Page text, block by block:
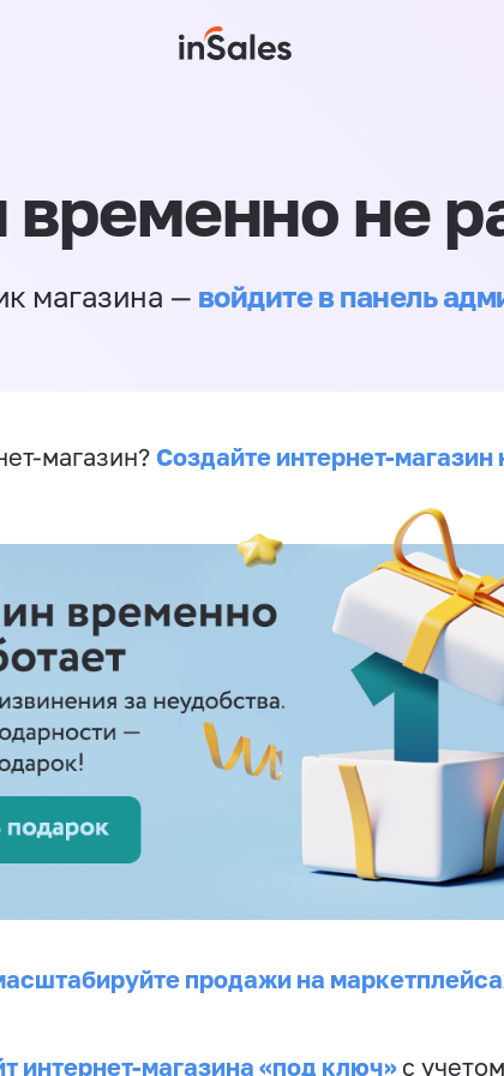
не
магазина — войдите в панель
магазин? Создайте интернет-магазин
продажи на
интернет-магазина «под ключ» с учетом